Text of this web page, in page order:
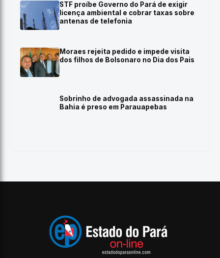
STF proíbe Governo do Pará de exigir
licença ambiental e cobrar taxas sobre
antenas de telefonia
Moraes rejeita pedido e impede visita
dos filhos de Bolsonaro no Dia dos Pais
Sobrinho de advogada assassinada na
Bahia é preso em Parauapebas